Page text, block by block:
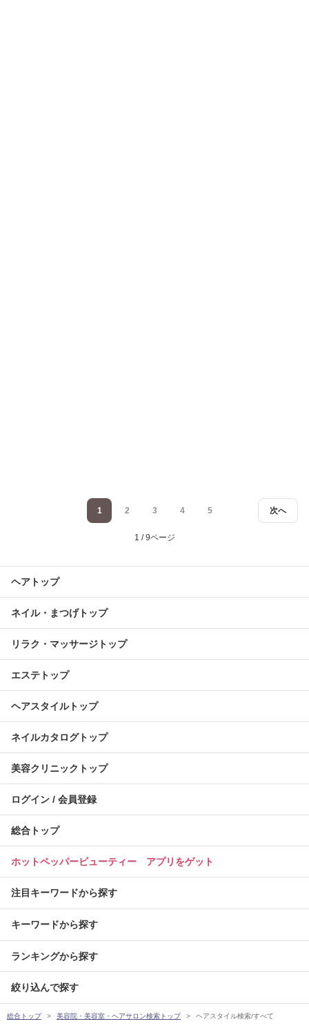
次へ
1 2 3 4 5
1 / 9ページ
ヘアトップ
ネイル・まつげトップ
リラク・マッサージトップ
エステトップ
ヘアスタイルトップ
ネイルカタログトップ
美容クリニックトップ
ログイン / 会員登録
総合トップ
ホットペッパービューティー アプリをゲット
注目キーワードから探す
キーワードから探す
ランキングから探す
絞り込んで探す
総合トップ 美容院・美容室・ヘアサロン検索トップ ヘアスタイル検索/すべて